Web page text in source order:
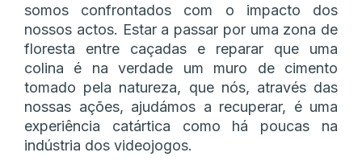
somos confrontados com o impacto dos
nossos actos. Estar a passar por uma zona de
floresta entre caçadas e reparar que uma
colina é na verdade um muro de cimento
tomado pela natureza, que nós, através das
nossas ações, ajudámos a recuperar, é uma
experiência catártica como há poucas na
indústria dos videojogos.